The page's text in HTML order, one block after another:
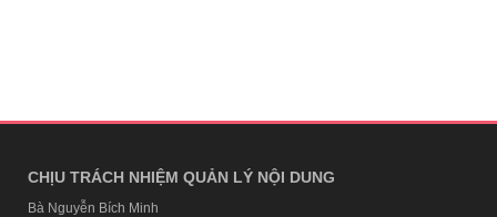
CHỊU TRÁCH NHIỆM QUẢN LÝ NỘI DUNG
Bà Nguyễn Bích Minh